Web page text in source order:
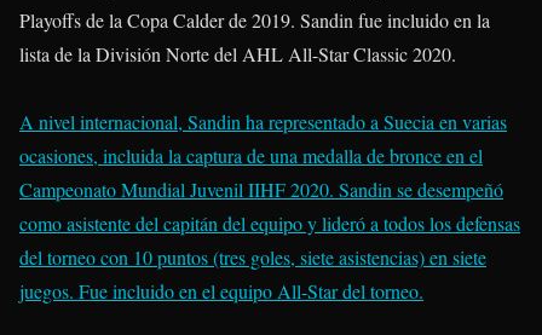
Playoffs de la Copa Calder de 2019. Sandin fue incluido en la
lista de la División Norte del AHL All-Star Classic 2020.
A nivel internacional, Sandin ha representado a Suecia en varias
ocasiones, incluida la captura de una medalla de bronce en el
Campeonato Mundial Juvenil IIHF 2020. Sandin se desempeñó
como asistente del capitán del equipo y lideró a todos los defensas
del torneo con 10 puntos (tres goles, siete asistencias) en siete
juegos. Fue incluido en el equipo All-Star del torneo.